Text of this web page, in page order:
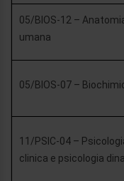
05/BIOS-12 –
umana
05/BIOS-07 –
11/PSIC-04 –
clinica e psicologia